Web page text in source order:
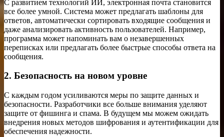
С развитием технологий ИИ, электронная почта становится
все более умной. Система может предлагать шаблоны для
ответов, автоматически сортировать входящие сообщения и
даже анализировать активность пользователей. Например,
программа может напоминать вам о незавершенных
переписках или предлагать более быстрые способы ответа на
сообщения.
2. Безопасность на новом уровне
С каждым годом усиливаются меры по защите данных и
безопасности. Разработчики все больше внимания уделяют
защите от фишинга и спама. В будущем мы можем ожидать
внедрения новых методов шифрования и аутентификации для
обеспечения надежности.